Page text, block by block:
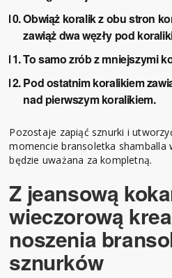
Obwiąż koralik z obu stron
zawiąż dwa węzły pod
To samo zrób z mniejszymi
Pod ostatnim koralikiem
nad pierwszym koralikiem.
Pozostaje zapiąć sznurki i
momencie bransoletka shamballa
będzie uważana za kompletną.
Z jeansową
wieczorową
noszenia
sznurków